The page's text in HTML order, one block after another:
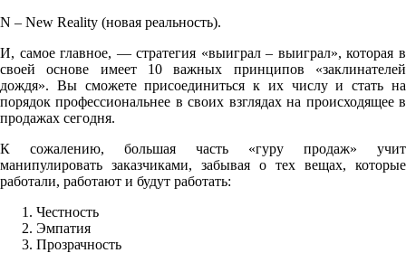
N – New Reality (новая реальность).
И, самое главное, — стратегия «выиграл – выиграл», которая в
своей основе имеет 10 важных принципов «заклинателей
дождя». Вы сможете присоединиться к их числу и стать на
порядок профессиональнее в своих взглядах на происходящее в
продажах сегодня.
К сожалению, большая часть «гуру продаж» учит
манипулировать заказчиками, забывая о тех вещах, которые
работали, работают и будут работать:
Честность
Эмпатия
Прозрачность